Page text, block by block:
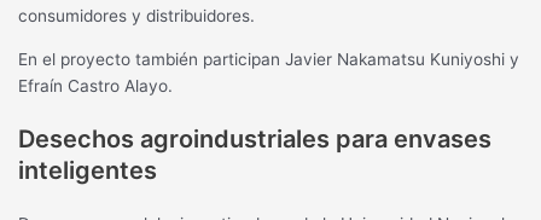
consumidores y distribuidores.
En el proyecto también participan Javier Nakamatsu Kuniyoshi y
Efraín Castro Alayo.
Desechos agroindustriales para envases
inteligentes